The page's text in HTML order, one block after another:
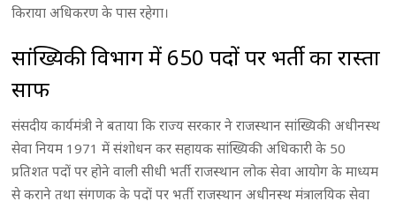
किराया अधिकरण के पास रहेगा।
सांख्यिकी विभाग में 650 पदों पर भर्ती का रास्ता
साफ
संसदीय कार्यमंत्री ने बताया कि राज्य सरकार ने राजस्थान सांख्यिकी अधीनस्थ
सेवा नियम 1971 में संशोधन कर सहायक सांख्यिकी अधिकारी के 50
प्रतिशत पदों पर होने वाली सीधी भर्ती राजस्थान लोक सेवा आयोग के माध्यम
से कराने तथा संगणक के पदों पर भर्ती राजस्थान अधीनस्थ मंत्रालयिक सेवा